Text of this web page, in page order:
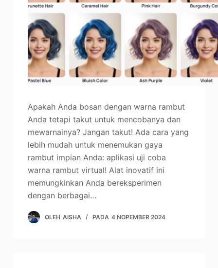
Penambah Foto
Hak Cipta Gambar
Apakah Anda bosan dengan warna rambut
Anda tetapi takut untuk mencobanya dan
mewarnainya? Jangan takut! Ada cara yang
lebih mudah untuk menemukan gaya
rambut impian Anda: aplikasi uji coba
warna rambut virtual! Alat inovatif ini
memungkinkan Anda bereksperimen
dengan berbagai…
OLEH AISHA PADA 4 NOPEMBER 2024